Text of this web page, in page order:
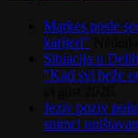
Markes posle
karijeri"
Situacija u
"Kad svi beže
Jeziv poziv
snimci